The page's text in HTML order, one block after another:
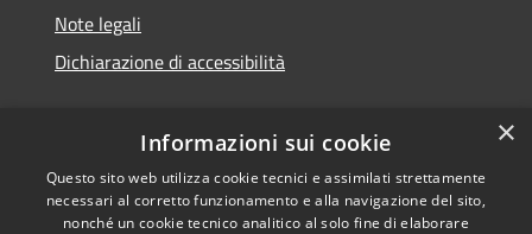
Note legali
Dichiarazione di accessibilità
×
Informazioni sui cookie
Questo sito web utilizza cookie tecnici e assimilati strettamente
necessari al corretto funzionamento e alla navigazione del sito,
nonché un cookie tecnico analitico al solo fine di elaborare